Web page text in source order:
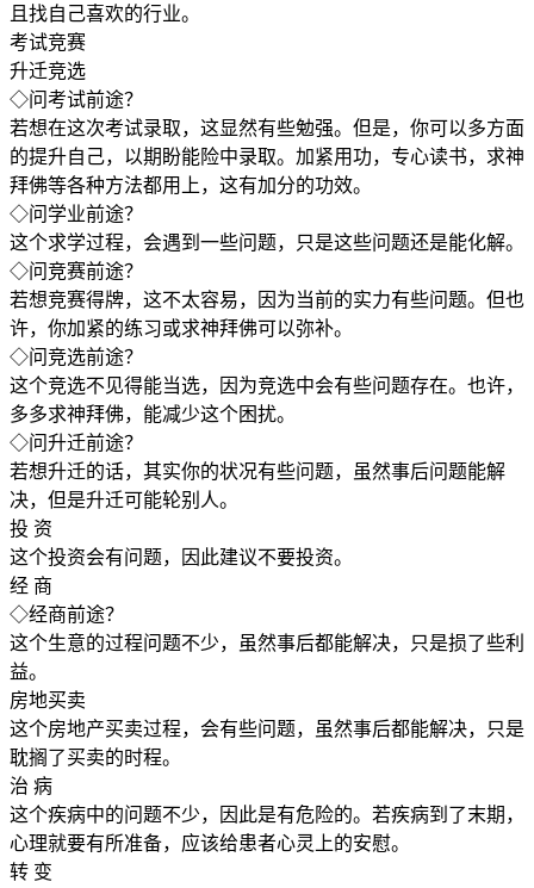
且找自己喜欢的行业。
考试竞赛
升迁竞选
◇问考试前途？
若想在这次考试录取，这显然有些勉强。但是，你可以多方面
的提升自己，以期盼能险中录取。加紧用功，专心读书，求神
拜佛等各种方法都用上，这有加分的功效。
◇问学业前途？
这个求学过程，会遇到一些问题，只是这些问题还是能化解。
◇问竞赛前途？
若想竞赛得牌，这不太容易，因为当前的实力有些问题。但也
许，你加紧的练习或求神拜佛可以弥补。
◇问竞选前途？
这个竞选不见得能当选，因为竞选中会有些问题存在。也许，
多多求神拜佛，能减少这个困扰。
◇问升迁前途？
若想升迁的话，其实你的状况有些问题，虽然事后问题能解
决，但是升迁可能轮别人。
投 资
这个投资会有问题，因此建议不要投资。
经 商
◇经商前途？
这个生意的过程问题不少，虽然事后都能解决，只是损了些利
益。
房地买卖
这个房地产买卖过程，会有些问题，虽然事后都能解决，只是
耽搁了买卖的时程。
治 病
这个疾病中的问题不少，因此是有危险的。若疾病到了末期，
心理就要有所准备，应该给患者心灵上的安慰。
转 变